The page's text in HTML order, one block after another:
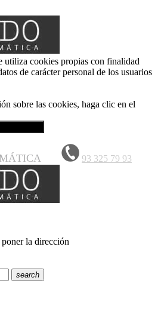
utiliza cookies propias con finalidad
de carácter personal de los usuarios
sobre las cookies, haga clic en el
93 325 79 93
poner la dirección
search